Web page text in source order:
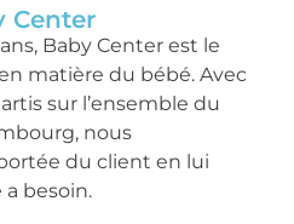
Center
Baby Center est le
matière du bébé. Avec
sur l’ensemble du
nous
du client en lui
besoin.